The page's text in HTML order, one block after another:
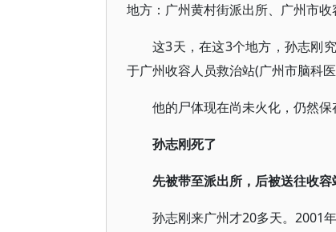
地方：广州黄村街派出所、广州市收
这3天，在这3个地方，孙志刚
于广州收容人员救治站(广州市脑科医
他的尸体现在尚未火化，仍然保
孙志刚死了
先被带至派出所，后被送往收
孙志刚来广州才20多天。2001